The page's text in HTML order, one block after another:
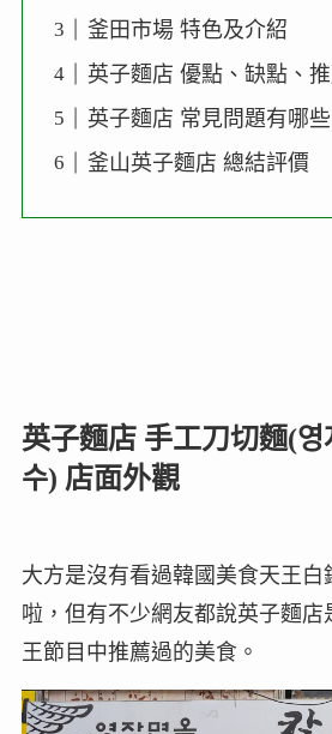
釜田市場 特色及介紹
英子麵店 優點、缺點、
英子麵店 常見問題有哪些
釜山英子麵店 總結評價
英子麵店 手工刀切麵(영
수) 店面外觀
大方是沒有看過韓國美食天王白
啦，但有不少網友都說英子麵店
王節目中推薦過的美食。